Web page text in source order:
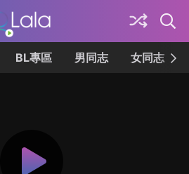
BL專區 男同志 女同志